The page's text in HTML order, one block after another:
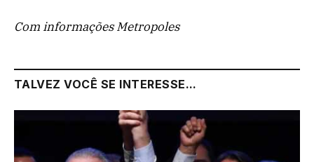
Com informações Metropoles
TALVEZ VOCÊ SE INTERESSE...